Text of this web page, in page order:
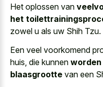
Het oplossen van
het
zowel u als uw Shih Tzu.
Een veel voorkomend
huis, die kunnen
blaasgrootte van een